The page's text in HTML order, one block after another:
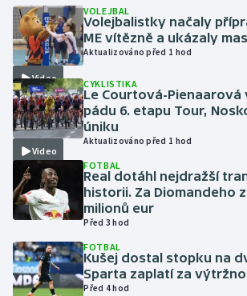
Krasobruslení
Lezení
Lyže a snowboard
Moderní pětiboj
Motorsport
Olympijské hry
Parasport
Plavání
Video
VOLEJBAL
Volejbalistky načaly
ME vítězně a ukázaly
Aktualizováno před 1 hod
Video
CYKLISTIKA
Le Courtová-Pienaarová
pádu 6. etapu Tour,
úniku
Aktualizováno před 1 hod
FOTBAL
Real dotáhl nejdražší
historii. Za Diomandeho
milionů eur
Před 3 hod
FOTBAL
Kušej dostal stopku na
Sparta zaplatí za
Před 4 hod